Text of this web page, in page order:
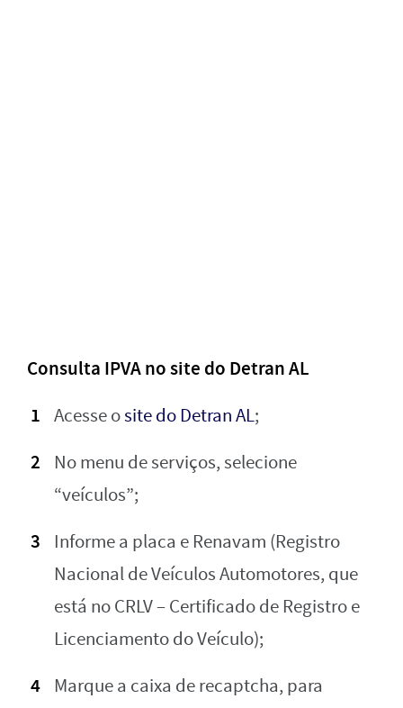
Consulta IPVA no site do Detran AL
Acesse osite do Detran AL;
No menu de serviços, selecione
“veículos”;
Informe a placa e Renavam (Registro
Nacional de Veículos Automotores, que
está no CRLV – Certificado de Registro e
Licenciamento do Veículo);
Marque a caixa de recaptcha, para